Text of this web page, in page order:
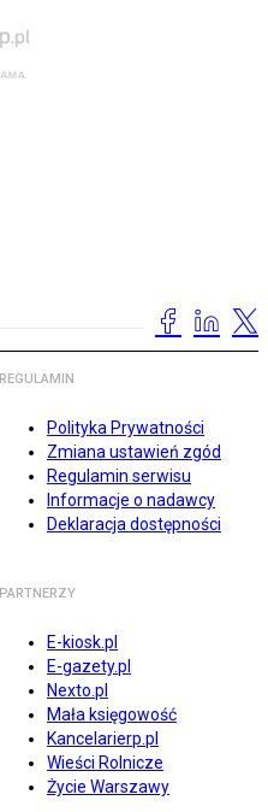
REGULAMIN
Polityka Prywatności
Zmiana ustawień zgód
Regulamin serwisu
Informacje o nadawcy
Deklaracja dostępności
PARTNERZY
E-kiosk.pl
E-gazety.pl
Nexto.pl
Mała księgowość
Kancelarierp.pl
Wieści Rolnicze
Życie Warszawy